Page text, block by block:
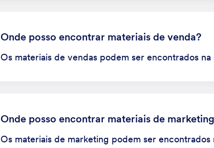
Onde posso encontrar materiais de venda?
Os materiais de vendas podem ser encontrados
Onde posso encontrar materiais de
Os materiais de marketing podem ser